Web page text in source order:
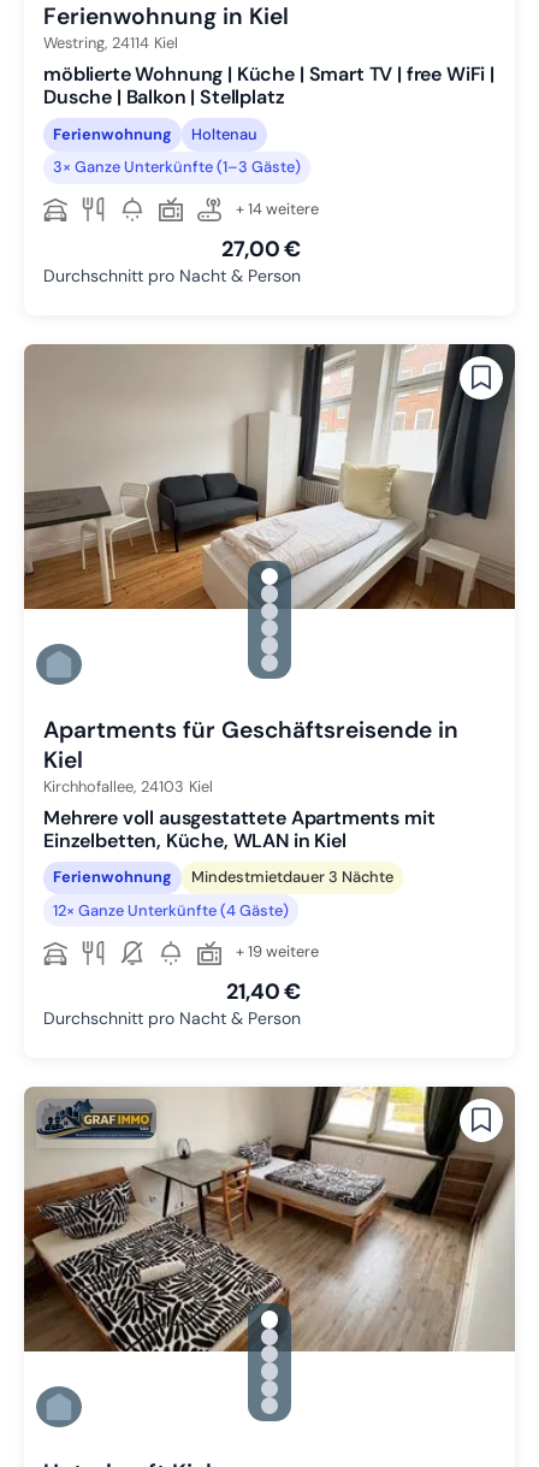
Ferienwohnung in Kiel
Westring, 24114 Kiel
möblierte Wohnung | Küche | Smart TV | free WiFi |
Dusche | Balkon | Stellplatz
Ferienwohnung
Holtenau
3× Ganze Unterkünfte (1–3 Gäste)
+ 14 weitere
27,00 €
Durchschnitt pro Nacht & Person
gallery.slide_selector
Zu Slide 1 wechseln
Zu Slide 2 wechseln
Zu Slide 3 wechseln
Zu Slide 4 wechseln
Zu Slide 5 wechseln
Zu Slide 6 wechseln
Apartments für Geschäftsreisende in
Kiel
Kirchhofallee, 24103 Kiel
Mehrere voll ausgestattete Apartments mit
Einzelbetten, Küche, WLAN in Kiel
Ferienwohnung
Mindestmietdauer 3 Nächte
12× Ganze Unterkünfte (4 Gäste)
+ 19 weitere
21,40 €
Durchschnitt pro Nacht & Person
gallery.slide_selector
Zu Slide 1 wechseln
Zu Slide 2 wechseln
Zu Slide 3 wechseln
Zu Slide 4 wechseln
Zu Slide 5 wechseln
Zu Slide 6 wechseln